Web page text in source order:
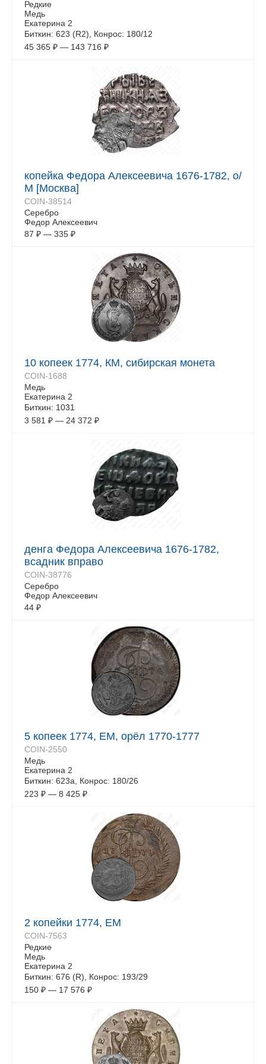
Редкие
Медь
Екатерина 2
Биткин: 623 (R2), Конрос: 180/12
45 365 ₽ — 143 716 ₽
копейка Федора Алексеевича 1676-1782, о/
М [Москва]
COIN-38514
Серебро
Федор Алексеевич
87 ₽ — 335 ₽
10 копеек 1774, КМ, сибирская монета
COIN-1688
Медь
Екатерина 2
Биткин: 1031
3 581 ₽ — 24 372 ₽
денга Федора Алексеевича 1676-1782,
всадник вправо
COIN-38776
Серебро
Федор Алексеевич
44 ₽
5 копеек 1774, ЕМ, орёл 1770-1777
COIN-2550
Медь
Екатерина 2
Биткин: 623а, Конрос: 180/26
223 ₽ — 8 425 ₽
2 копейки 1774, ЕМ
COIN-7563
Редкие
Медь
Екатерина 2
Биткин: 676 (R), Конрос: 193/29
150 ₽ — 17 576 ₽